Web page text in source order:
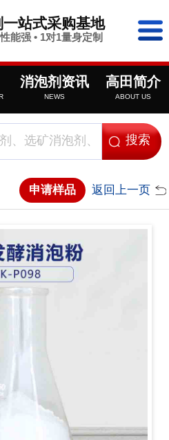
站式采购基地
能强 • 1对1量身定制
消泡剂资讯
NEWS
高田简介
ABOUT US
申请样品 返回上一页